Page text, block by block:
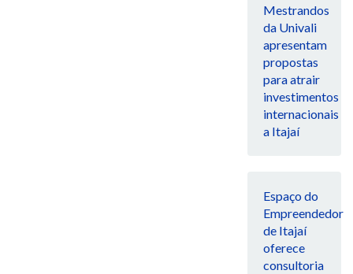
Mestrandos
da Univali
apresentam
propostas
para atrair
investimentos
internacionais
a Itajaí
Espaço do
Empreendedor
de Itajaí
oferece
consultoria